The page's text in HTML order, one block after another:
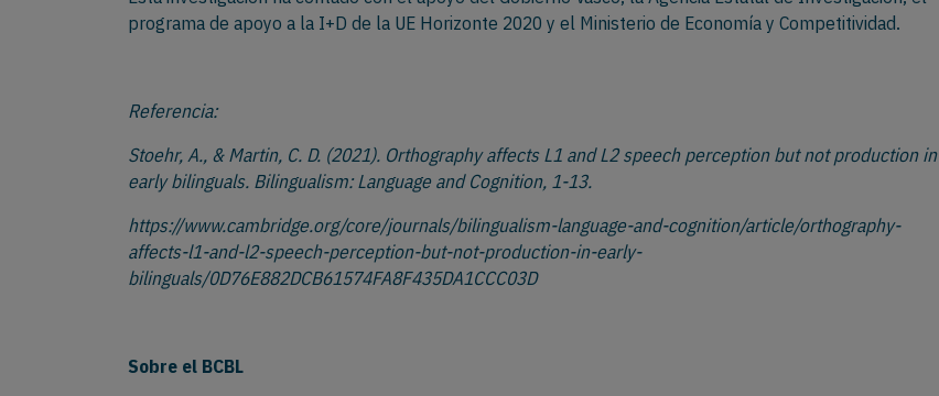
programa de apoyo a la I+D de la UE Horizonte 2020 y el Ministerio de Economía y Competitividad.
Referencia:
Stoehr, A., & Martin, C. D. (2021). Orthography affects L1 and L2 speech perception but not production in
early bilinguals. Bilingualism: Language and Cognition, 1-13.
https://www.cambridge.org/core/journals/bilingualism-language-and-cognition/article/orthography-
affects-l1-and-l2-speech-perception-but-not-production-in-early-
bilinguals/0D76E882DCB61574FA8F435DA1CCC03D
Sobre el BCBL